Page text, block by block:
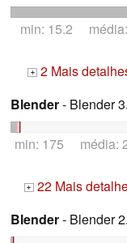
min: 15.2
+ 2 Mais
Blender- Blender
min: 175 média:
+ 22 Mais
Blender- Blender